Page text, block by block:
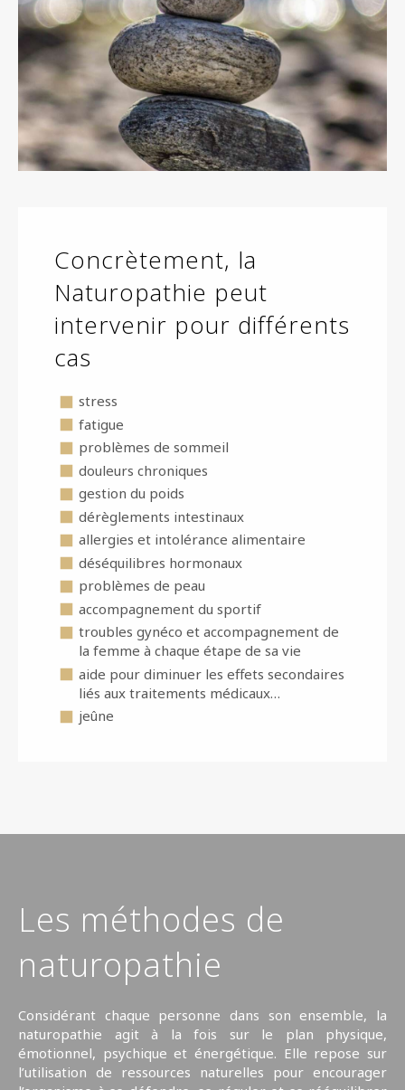
Concrètement, la
Naturopathie peut
intervenir pour différents
cas
stress
fatigue
problèmes de sommeil
douleurs chroniques
gestion du poids
dérèglements intestinaux
allergies et intolérance alimentaire
déséquilibres hormonaux
problèmes de peau
accompagnement du sportif
troubles gynéco et accompagnement de
la femme à chaque étape de sa vie
aide pour diminuer les effets secondaires
liés aux traitements médicaux…
jeûne
Les méthodes de
naturopathie
Considérant chaque personne dans son ensemble, la
naturopathie agit à la fois sur le plan physique,
émotionnel, psychique et énergétique. Elle repose sur
l’utilisation de ressources naturelles pour encourager